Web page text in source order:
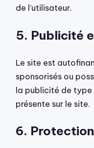
de l’utilisateur.
5. Publicité
Le site est
sponsorisés ou
la publicité de
présente sur le site.
6.